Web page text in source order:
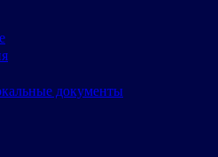
документы